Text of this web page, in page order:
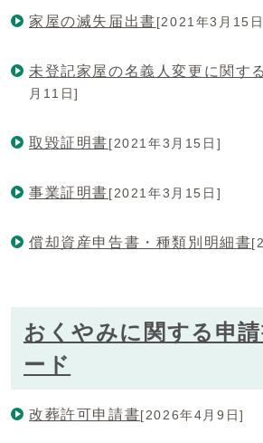
家屋の滅失届出書[2021年3月15
未登記家屋の名義人変更に関す
月11日]
取毀証明書[2021年3月15日]
事業証明書[2021年3月15日]
償却資産申告書・種類別明細書
おくやみに関する申
ード
改葬許可申請書[2026年4月9日]